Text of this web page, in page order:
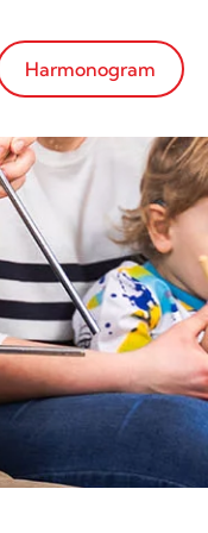
Harmonogram